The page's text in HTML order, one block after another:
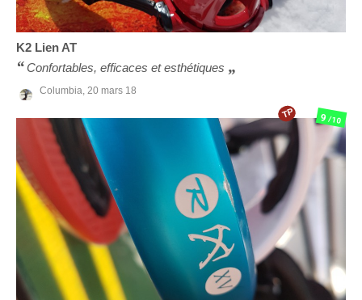
K2 Lien AT
Confortables, efficaces et esthétiques
Columbia, 20 mars 18
9/10
TP